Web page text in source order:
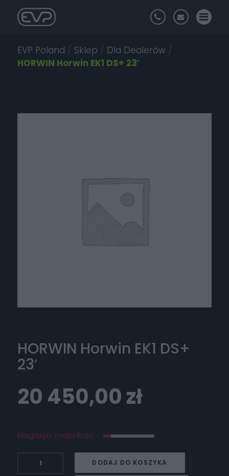
EVP Poland / Sklep / Dla Dealerów /
HORWIN Horwin EK1 DS+ 23′
HORWIN Horwin EK1 DS+
23′
20 450,00zł
Magazyn: mała ilość
DODAJ DO KOSZYKA